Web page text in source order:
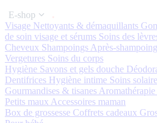
E-shop
Visage Nettoyants & démaquillants
de soin visage et sérums Soins des
Cheveux Shampoings Après-
Vergetures Soins du corps
Hygiène Savons et gels douche
Dentifrices Hygiène intime Soins
Gourmandises & tisanes Aromathérapie
Petits maux Accessoires maman
Box de grossesse Coffrets cadeaux